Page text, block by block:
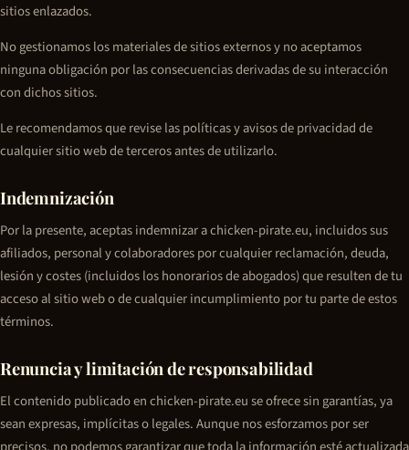
sitios enlazados.
No gestionamos los materiales de sitios externos y no aceptamos
ninguna obligación por las consecuencias derivadas de su interacción
con dichos sitios.
Le recomendamos que revise las políticas y avisos de privacidad de
cualquier sitio web de terceros antes de utilizarlo.
Indemnización
Por la presente, aceptas indemnizar a chicken-pirate.eu, incluidos sus
afiliados, personal y colaboradores por cualquier reclamación, deuda,
lesión y costes (incluidos los honorarios de abogados) que resulten de tu
acceso al sitio web o de cualquier incumplimiento por tu parte de estos
términos.
Renuncia y limitación de responsabilidad
El contenido publicado en chicken-pirate.eu se ofrece sin garantías, ya
sean expresas, implícitas o legales. Aunque nos esforzamos por ser